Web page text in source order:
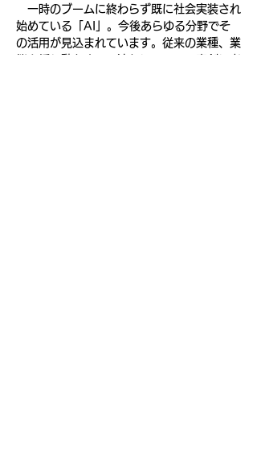
一時のブームに終わらず既に社会実装され
始めている「AI」。今後あらゆる分野でそ
の活用が見込まれています。従来の業種、業